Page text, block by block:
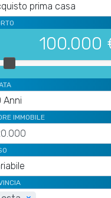
prima casa
100.000
Anni
IMMOBILE